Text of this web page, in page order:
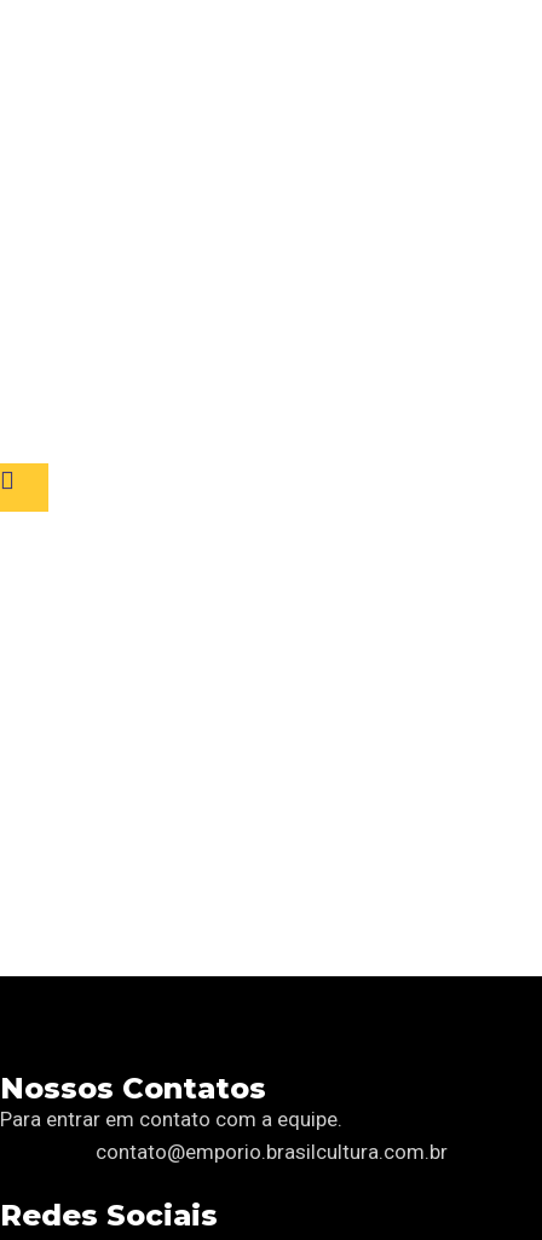
Nossos Contatos
Para entrar em contato com a equipe.
contato@emporio.brasilcultura.com.br
Redes Sociais